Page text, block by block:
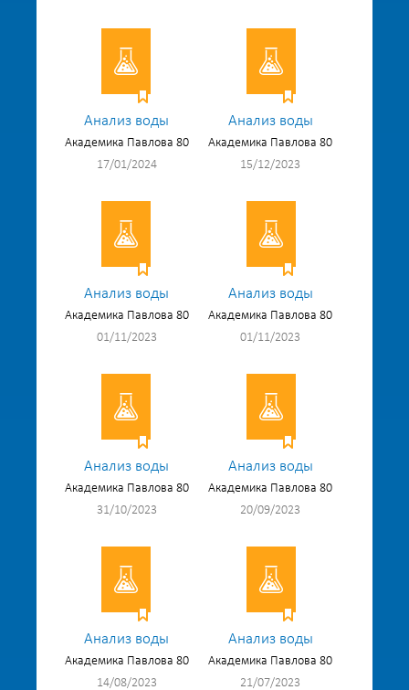
Анализ воды
Академика Павлова 80
17/01/2024
Анализ воды
Академика Павлова 80
15/12/2023
Анализ воды
Академика Павлова 80
01/11/2023
Анализ воды
Академика Павлова 80
01/11/2023
Анализ воды
Академика Павлова 80
31/10/2023
Анализ воды
Академика Павлова 80
20/09/2023
Анализ воды
Академика Павлова 80
14/08/2023
Анализ воды
Академика Павлова 80
21/07/2023